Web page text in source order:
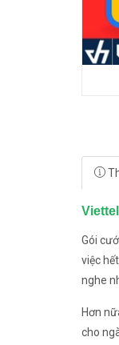
Gói
việc
nghe
Hơn
cho